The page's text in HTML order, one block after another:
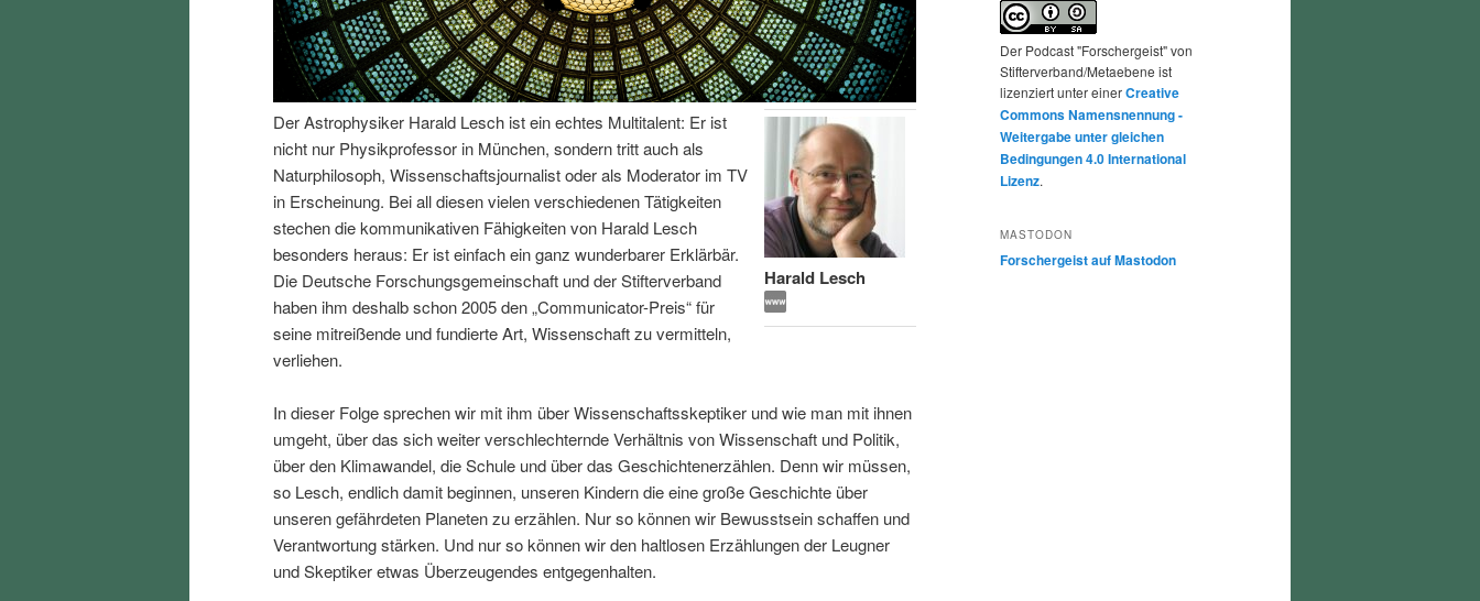
I
h
a
t
s
p
r
i
n
e
I
n
a
l
t
s
p
r
Harald Lesch
Der Astrophysiker Harald Lesch ist ein echtes Multitalent: Er ist
nicht nur Physikprofessor in München, sondern tritt auch als
Naturphilosoph, Wissenschaftsjournalist oder als Moderator im TV
in Erscheinung. Bei all diesen vielen verschiedenen Tätigkeiten
stechen die kommunikativen Fähigkeiten von Harald Lesch
besonders heraus: Er ist einfach ein ganz wunderbarer Erklärbär.
Die Deutsche Forschungsgemeinschaft und der Stifterverband
haben ihm deshalb schon 2005 den „Communicator-Preis“ für
seine mitreißende und fundierte Art, Wissenschaft zu vermitteln,
verliehen.
In dieser Folge sprechen wir mit ihm über Wissenschaftsskeptiker und wie man mit ihnen
umgeht, über das sich weiter verschlechternde Verhältnis von Wissenschaft und Politik,
über den Klimawandel, die Schule und über das Geschichtenerzählen. Denn wir müssen,
so Lesch, endlich damit beginnen, unseren Kindern die eine große Geschichte über
unseren gefährdeten Planeten zu erzählen. Nur so können wir Bewusstsein schaffen und
Verantwortung stärken. Und nur so können wir den haltlosen Erzählungen der Leugner
und Skeptiker etwas Überzeugendes entgegenhalten.
Der Podcast "Forschergeist" von
Stifterverband/Metaebene ist
lizenziert unter einerCreative
Commons Namensnennung -
Weitergabe unter gleichen
Bedingungen 4.0 International
Lizenz.
MASTODON
Forschergeist auf Mastodon